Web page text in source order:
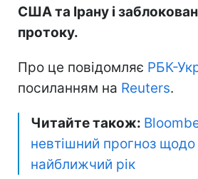
США та Ірану і
протоку.
Про це повідомляє РБК-
посиланням на Reuters.
Читайте також:
невтішний прогноз щодо
найближчий рік